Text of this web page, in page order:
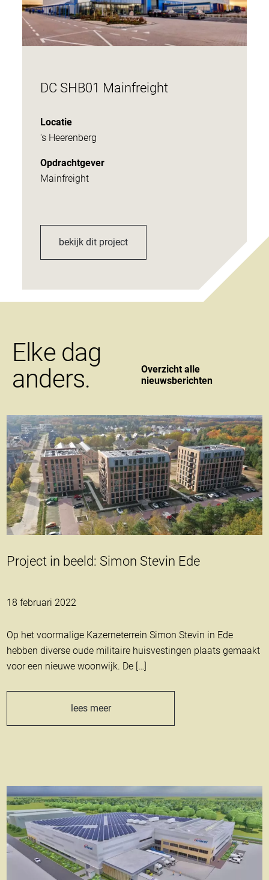
DC SHB01 Mainfreight
Locatie
's Heerenberg
Opdrachtgever
Mainfreight
bekijk dit project
Elke dag
anders.
Overzicht alle
nieuwsberichten
Project in beeld: Simon Stevin Ede
18 februari 2022
Op het voormalige Kazerneterrein Simon Stevin in Ede
hebben diverse oude militaire huisvestingen plaats gemaakt
voor een nieuwe woonwijk. De […]
lees meer